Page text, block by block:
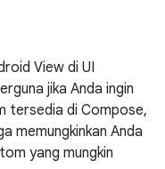
View di UI
jika Anda ingin
tersedia di Compose,
memungkinkan Anda
yang mungkin